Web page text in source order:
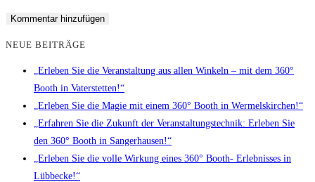
NEUE BEITRÄGE
„Erleben Sie die Veranstaltung aus allen Winkeln – mit dem 360°
Booth in Vaterstetten!“
„Erleben Sie die Magie mit einem 360° Booth in Wermelskirchen!“
„Erfahren Sie die Zukunft der Veranstaltungstechnik: Erleben Sie
den 360° Booth in Sangerhausen!“
„Erleben Sie die volle Wirkung eines 360° Booth- Erlebnisses in
Lübbecke!“